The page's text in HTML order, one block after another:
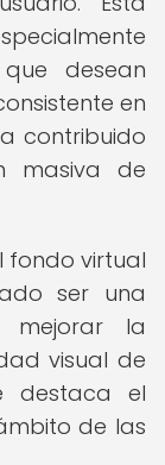
desean
en
contribuido
masiva de
fondo virtual
ser una
mejorar la
visual de
destaca el
de las